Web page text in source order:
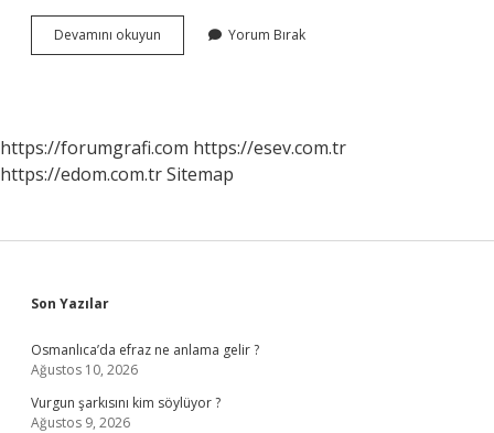
Devamını okuyun
Ek
Etkiler
Mi
Yorum Bırak
https://forumgrafi.com https://esev.com.tr
https://edom.com.trSitemap
Sidebar
Son Yazılar
Osmanlıca’da efraz ne anlama gelir ?
Ağustos 10, 2026
Vurgun şarkısını kim söylüyor ?
Ağustos 9, 2026